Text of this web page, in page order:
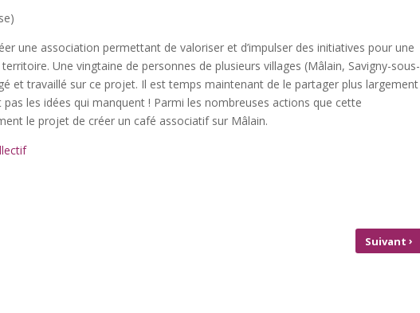
une association permettant de valoriser et d’impulser des initiatives pour une
Une vingtaine de personnes de plusieurs villages (Mâlain, Savigny-sous-
et travaillé sur ce projet. Il est temps maintenant de le partager plus largement
les idées qui manquent ! Parmi les nombreuses actions que cette
le projet de créer un café associatif sur Mâlain.
Suivant›